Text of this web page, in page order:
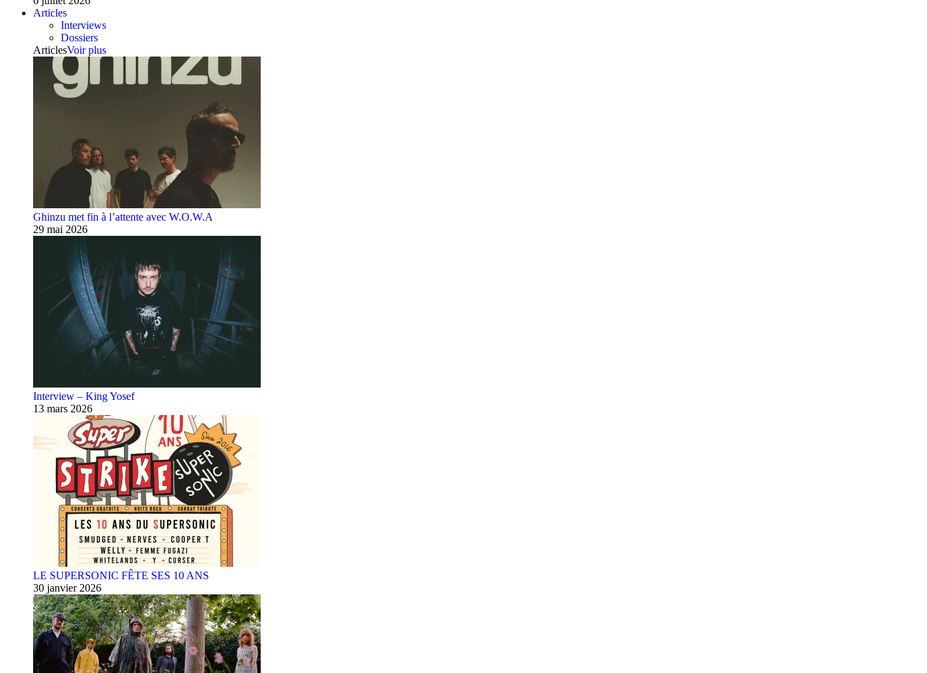
Articles
Interviews
Dossiers
ArticlesVoir plus
Ghinzu met fin à l’attente avec W.O.W.A
29 mai 2026
Interview – King Yosef
13 mars 2026
LE SUPERSONIC FÊTE SES 10 ANS
30 janvier 2026